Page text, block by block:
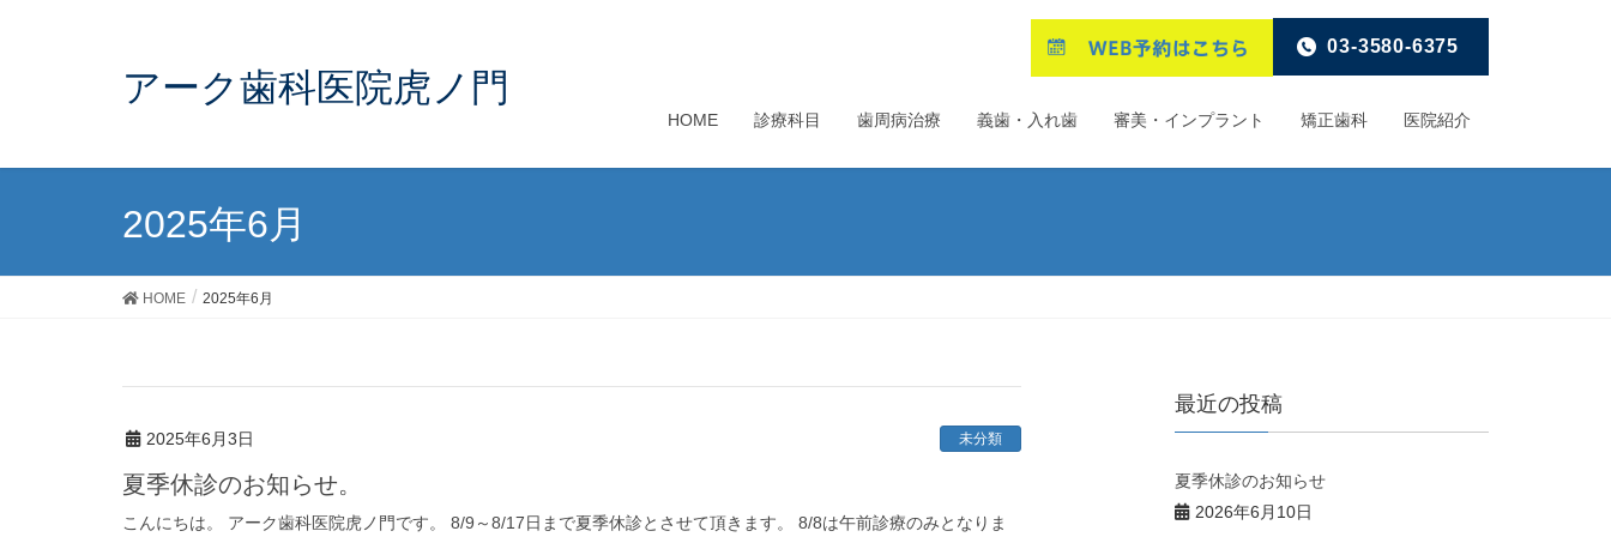
03-3580-6375
アーク歯科医院虎ノ門
HOME 診療科目 歯周病治療 義歯・入れ歯 審美・インプラント 矯正歯科 医院紹介
2025年6月
HOME 2025年6月
2025年6月3日 未分類
夏季休診のお知らせ。
こんにちは。 アーク歯科医院虎ノ門です。 8/9～8/17日まで夏季休診とさせて頂きます。 8/8は午前診療のみとなりま
最近の投稿
夏季休診のお知らせ
2026年6月10日